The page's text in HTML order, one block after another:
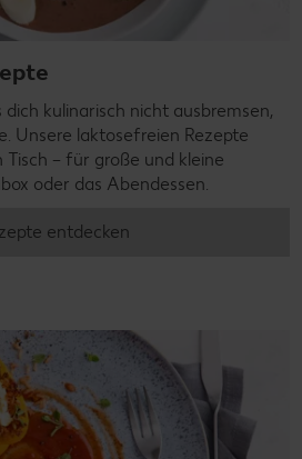
kulinarisch nicht ausbremsen,
Unsere laktosefreien Rezepte
– für große und kleine
oder das Abendessen.
entdecken